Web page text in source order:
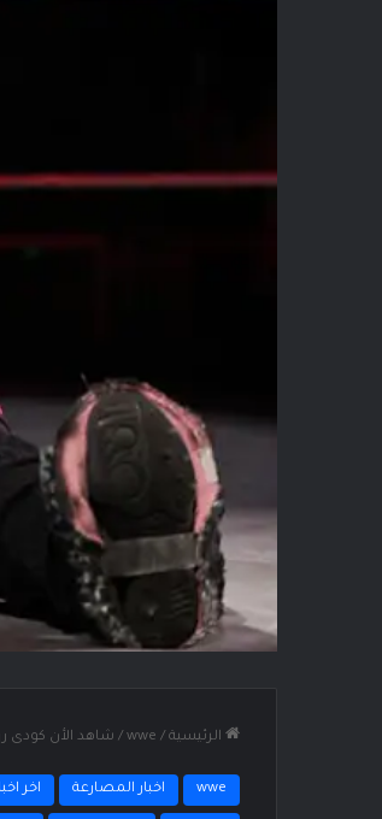
الرئيسية /
wwe
/ شاهد الأن كودى
wwe اخبار المصارعة اخر